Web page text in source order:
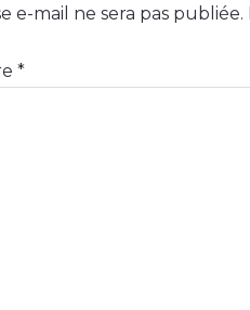
e-mail ne sera pas publiée.
*